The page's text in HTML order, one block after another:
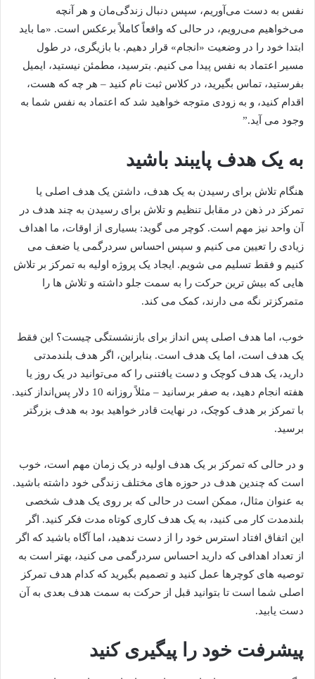
نفس به دست می‌آوریم، سپس دنبال زندگی‌مان و هر آنچه
می‌خواهیم می‌رویم، در حالی که واقعاً کاملاً برعکس است. «ما باید
ابتدا خود را در وضعیت «انجام» قرار دهیم. با بازیگری، در طول
مسیر اعتماد به نفس پیدا می کنیم. بترسید، مطمئن نیستید، ایمیل
بفرستید، تماس بگیرید، در کلاس ثبت نام کنید – هر چه که هست،
اقدام کنید، و به زودی متوجه خواهید شد که اعتماد به نفس شما به
وجود می آید.”
به یک هدف پایبند باشید
هنگام تلاش برای رسیدن به یک هدف، داشتن یک هدف اصلی یا
تمرکز در ذهن در مقابل تنظیم و تلاش برای رسیدن به چند هدف در
آن واحد نیز مهم است. کوچر می گوید: بسیاری از اوقات، ما اهداف
زیادی را تعیین می کنیم و سپس احساس سردرگمی یا ضعف می
کنیم و فقط تسلیم می شویم. ایجاد یک پروژه اولیه به تمرکز بر تلاش
هایی که بیش ترین حرکت را به سمت جلو داشته و تلاش ها را
متمرکزتر نگه می دارند، کمک می کند.
خوب، اما هدف اصلی پس انداز برای بازنشستگی چیست؟ این فقط
یک هدف است، اما یک هدف است. بنابراین، اگر هدف بلندمدتی
دارید، یک هدف کوچک و دست یافتنی را که می‌توانید در یک روز یا
هفته انجام دهید، به صفر برسانید – مثلاً روزانه 10 دلار پس‌انداز کنید.
با تمرکز بر هدف کوچک، در نهایت قادر خواهید بود به هدف بزرگتر
برسید.
و در حالی که تمرکز بر یک هدف اولیه در یک زمان مهم است، خوب
است که چندین هدف در حوزه های مختلف زندگی خود داشته باشید.
به عنوان مثال، ممکن است در حالی که بر روی یک هدف شخصی
بلندمدت کار می کنید، به یک هدف کاری کوتاه مدت فکر کنید. اگر
این اتفاق افتاد استرس خود را از دست ندهید، اما آگاه باشید که اگر
از تعداد اهدافی که دارید احساس سردرگمی می کنید، بهتر است به
توصیه های کوچرها عمل کنید و تصمیم بگیرید که کدام هدف تمرکز
اصلی شما است تا بتوانید قبل از حرکت به سمت هدف بعدی به آن
دست یابید.
پیشرفت خود را پیگیری کنید